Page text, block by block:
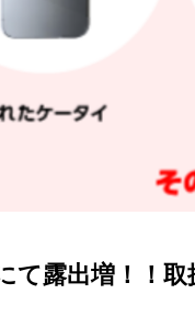
て露出増！！